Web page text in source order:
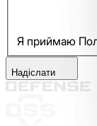
Я приймаю
Надіслати